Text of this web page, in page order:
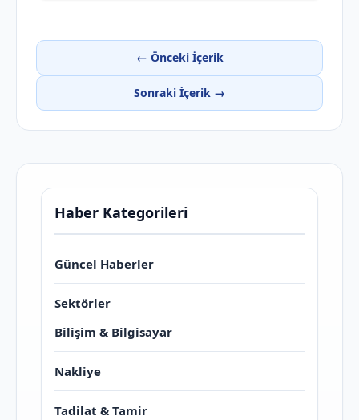
← Önceki İçerik
Sonraki İçerik →
Haber Kategorileri
Güncel Haberler
Sektörler
Bilişim & Bilgisayar
Nakliye
Tadilat & Tamir